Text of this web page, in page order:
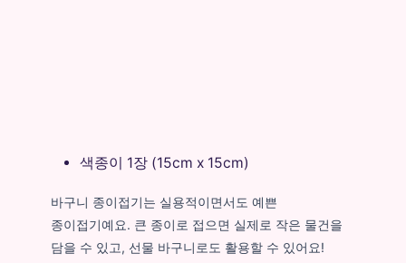
색종이 1장 (15cm x 15cm)
바구니 종이접기는 실용적이면서도 예쁜
종이접기예요. 큰 종이로 접으면 실제로 작은 물건을
담을 수 있고, 선물 바구니로도 활용할 수 있어요!